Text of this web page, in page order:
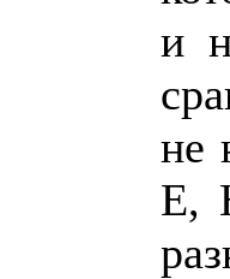
и
не
E,